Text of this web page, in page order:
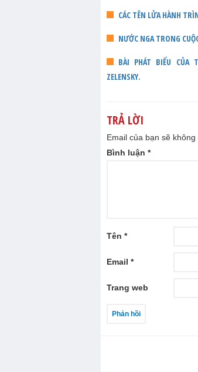
CÁC TÊN LỬA HÀNH
NƯỚC NGA TRONG
BÀI PHÁT BIỂU CỦA
ZELENSKY.
TRẢ LỜI
Email của bạn sẽ
Bình luận *
Tên *
Email *
Trang web